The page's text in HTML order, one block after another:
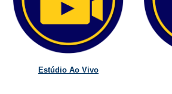
Estúdio Ao Vivo